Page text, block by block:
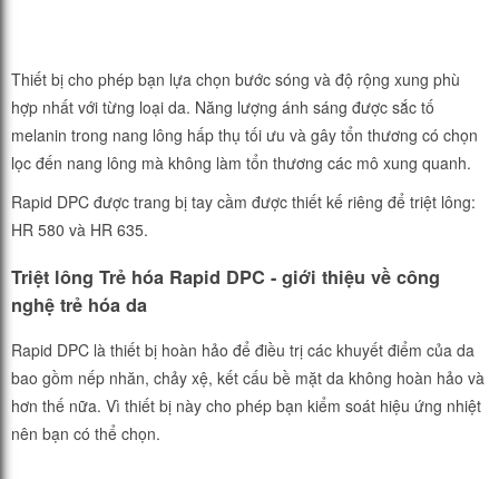
Thiết bị cho phép bạn lựa chọn bước sóng và độ rộng xung phù
hợp nhất với từng loại da. Năng lượng ánh sáng được sắc tố
melanin trong nang lông hấp thụ tối ưu và gây tổn thương có chọn
lọc đến nang lông mà không làm tổn thương các mô xung quanh.
Rapid DPC được trang bị tay cầm được thiết kế riêng để triệt lông:
HR 580 và HR 635.
Triệt lông Trẻ hóa Rapid DPC - giới thiệu về công
nghệ trẻ hóa da
Rapid DPC là thiết bị hoàn hảo để điều trị các khuyết điểm của da
bao gồm nếp nhăn, chảy xệ, kết cấu bề mặt da không hoàn hảo và
hơn thế nữa. Vì thiết bị này cho phép bạn kiểm soát hiệu ứng nhiệt
nên bạn có thể chọn.